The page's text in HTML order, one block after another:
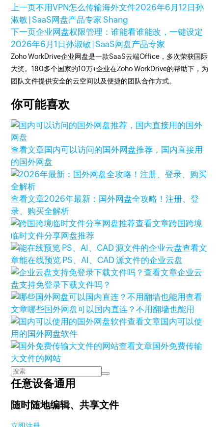
上一页不用VPN怎么传输海外文件2026年6月12日孙
淑敏 | SaaS网盘产品专家 Shang
下一页企业网盘权限管理：谁能看谁能改，一键设定
2026年6月1日孙淑敏 | SaaS网盘产品专家
Zoho WorkDrive企业网盘是一款SaaS云端Office，多次荣获国际
大奖。180多个国家的10万+企业在Zoho WorkDrive的帮助下，为
团队文件提供安全的云空间以及便捷的团队合作方式。
你可能喜欢
查看文章国内可以访问的国外网盘推荐，国内直接用
的国外网盘
查看文章2026年最新：国外网盘全攻略！注册、登
录、购买全解析
查看文章跨国跨境
临时文件分享网盘推荐
查看文
章能在线预览 PS、AI、CAD 源文件的企业云盘
查看文章企业云
盘支持免登录下载文件吗？
查看
文章哪些国外网盘可以国内直连？不用翻墙也能用
查看文章国内可以使
用的国外网盘软件
查看文章国外免费传输
大文件的网站
任意设备通用
随时随地编辑、共享文件